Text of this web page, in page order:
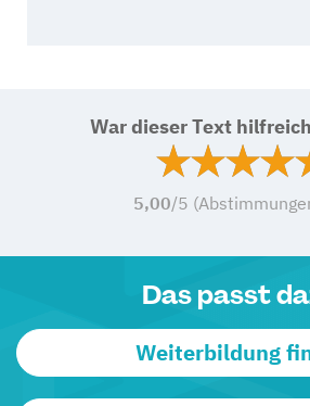
War dieser Text
5,00/5
Das passt
Weiterbildung